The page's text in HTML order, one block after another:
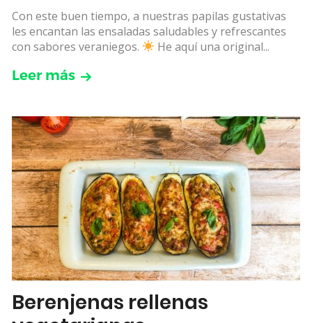
Con este buen tiempo, a nuestras papilas gustativas
les encantan las ensaladas saludables y refrescantes
con sabores veraniegos.
He aquí una original...
Leer más
Berenjenas rellenas